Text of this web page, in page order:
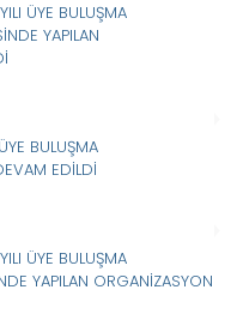
ÜYE BULUŞMA
YAPILAN
BULUŞMA
EDİLDİ
ÜYE BULUŞMA
YAPILAN ORGANİZASYON